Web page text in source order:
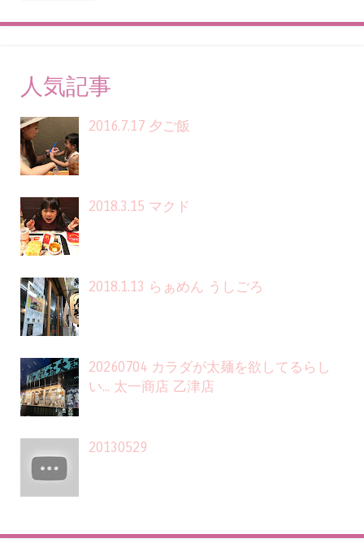
人気記事
2016.7.17 夕ご飯
2018.3.15 マクド
2018.1.13 らぁめん うしごろ
20260704 カラダが太麺を欲してるらし
い... 太一商店 乙津店
20130529